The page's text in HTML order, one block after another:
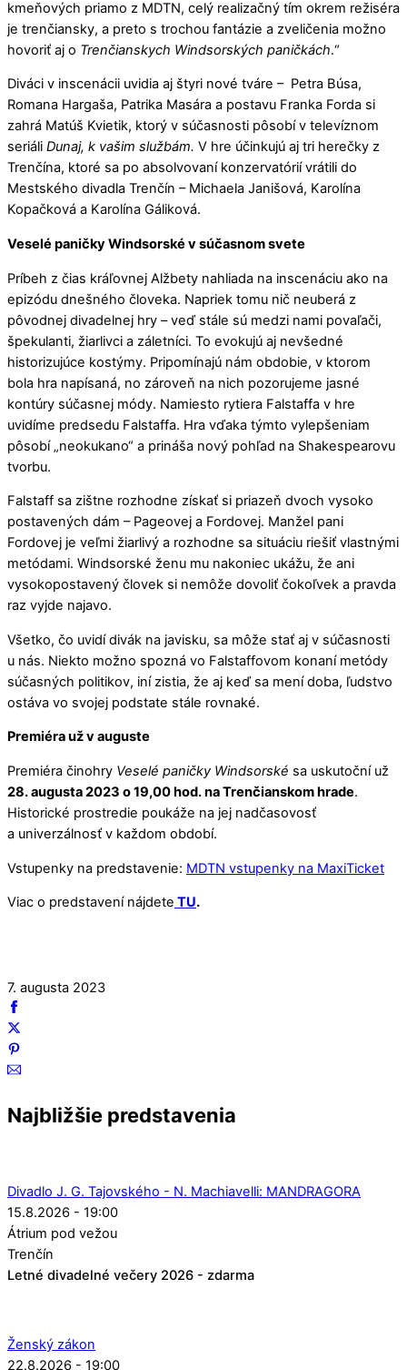
kmeňových priamo z MDTN, celý realizačný tím okrem režiséra
je trenčiansky, a preto s trochou fantázie a zveličenia možno
hovoriť aj o Trenčianskych Windsorských paničkách.“
Diváci v inscenácii uvidia aj štyri nové tváre – Petra Búsa,
Romana Hargaša, Patrika Masára a postavu Franka Forda si
zahrá Matúš Kvietik, ktorý v súčasnosti pôsobí v televíznom
seriáli Dunaj, k vašim službám. V hre účinkujú aj tri herečky z
Trenčína, ktoré sa po absolvovaní konzervatórií vrátili do
Mestského divadla Trenčín – Michaela Janišová, Karolína
Kopačková a Karolína Gáliková.
Veselé paničky Windsorské v súčasnom svete
Príbeh z čias kráľovnej Alžbety nahliada na inscenáciu ako na
epizódu dnešného človeka. Napriek tomu nič neuberá z
pôvodnej divadelnej hry – veď stále sú medzi nami povaľači,
špekulanti, žiarlivci a záletníci. To evokujú aj nevšedné
historizujúce kostýmy. Pripomínajú nám obdobie, v ktorom
bola hra napísaná, no zároveň na nich pozorujeme jasné
kontúry súčasnej módy. Namiesto rytiera Falstaffa v hre
uvidíme predsedu Falstaffa. Hra vďaka týmto vylepšeniam
pôsobí „neokukano“ a prináša nový pohľad na Shakespearovu
tvorbu.
Falstaff sa zištne rozhodne získať si priazeň dvoch vysoko
postavených dám – Pageovej a Fordovej. Manžel pani
Fordovej je veľmi žiarlivý a rozhodne sa situáciu riešiť vlastnými
metódami. Windsorské ženu mu nakoniec ukážu, že ani
vysokopostavený človek si nemôže dovoliť čokoľvek a pravda
raz vyjde najavo.
Všetko, čo uvidí divák na javisku, sa môže stať aj v súčasnosti
u nás. Niekto možno spozná vo Falstaffovom konaní metódy
súčasných politikov, iní zistia, že aj keď sa mení doba, ľudstvo
ostáva vo svojej podstate stále rovnaké.
Premiéra už v auguste
Premiéra činohry Veselé paničky Windsorské sa uskutoční už
28. augusta 2023 o 19,00 hod. na Trenčianskom hrade.
Historické prostredie poukáže na jej nadčasovosť
a univerzálnosť v každom období.
Vstupenky na predstavenie: MDTN vstupenky na MaxiTicket
Viac o predstavení nájdete TU.
7. augusta 2023
Najbližšie predstavenia
Divadlo J. G. Tajovského - N. Machiavelli: MANDRAGORA
15.8.2026 - 19:00
Átrium pod vežou
Trenčín
Letné divadelné večery 2026 - zdarma
Ženský zákon
22.8.2026 - 19:00